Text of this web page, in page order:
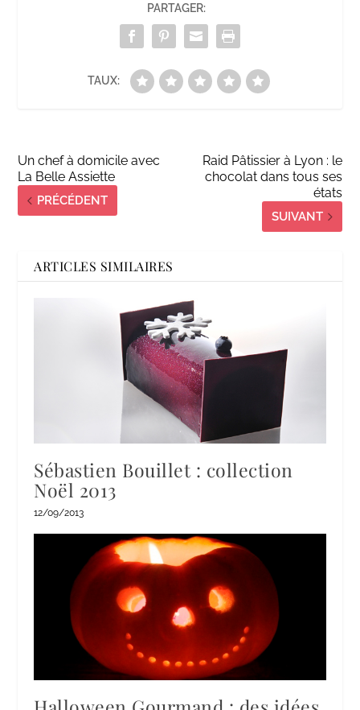
PARTAGER:
TAUX:
Un chef à domicile avec
La Belle Assiette
PRÉCÉDENT
Raid Pâtissier à Lyon : le
chocolat dans tous ses
états
SUIVANT
ARTICLES SIMILAIRES
Sébastien Bouillet : collection
Noël 2013
12/09/2013